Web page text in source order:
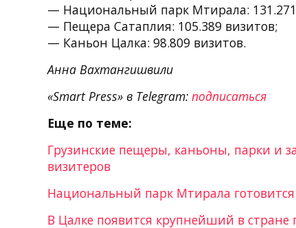
— Национальный парк Мтирала:
— Пещера Сатаплия: 105.389 визитов;
— Каньон Цалка: 98.809 визитов.
Анна Вахтангишвили
«Smart Press» в Telegram: подписаться
Еще по теме:
Грузинские пещеры, каньоны, парки и
визитеров
Национальный парк Мтирала
В Цалке появится крупнейший в стране